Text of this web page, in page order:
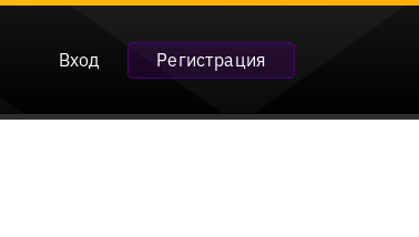
Вход Регистрация